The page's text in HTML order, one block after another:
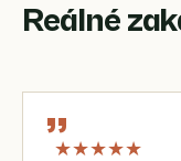
Reálné
„
★★★★★